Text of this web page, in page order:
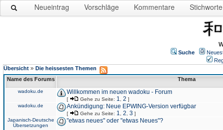
Neueintrag Vorschläge Kommentare Stichworte
Suche
Übersicht » Die heissesten Themen
Name des Forums
Thema
wadoku.de Willkommen im neuen wadoku - Forum
[ Gehe zu Seite: 1 2 ]
wadoku.de
Ankündigung: Neue EPWING-Version verfügbar
[ Gehe zu Seite: 1 2 3 ]
Japanisch-Deutsche
Übersetzungen
"etwas neues" oder "etwas Neues"?